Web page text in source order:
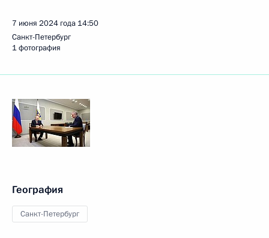
7 июня 2024 года 14:50
Санкт-Петербург
1 фотография
География
Санкт-Петербург